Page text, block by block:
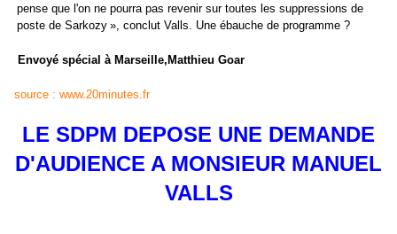
pense que l'on ne pourra pas revenir sur toutes les suppressions de
poste de Sarkozy », conclut Valls. Une ébauche de programme ?
Envoyé spécial à Marseille,Matthieu Goar
source : www.20minutes.fr
LE SDPM DEPOSE UNE DEMANDE
D'AUDIENCE A MONSIEUR MANUEL
VALLS